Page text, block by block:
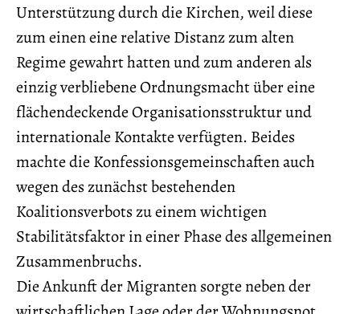
Unterstützung durch die Kirchen, weil diese
zum einen eine relative Distanz zum alten
Regime gewahrt hatten und zum anderen als
einzig verbliebene Ordnungsmacht über eine
flächendeckende Organisationsstruktur und
internationale Kontakte verfügten. Beides
machte die Konfessionsgemeinschaften auch
wegen des zunächst bestehenden
Koalitionsverbots zu einem wichtigen
Stabilitätsfaktor in einer Phase des allgemeinen
Zusammenbruchs.
Die Ankunft der Migranten sorgte neben der